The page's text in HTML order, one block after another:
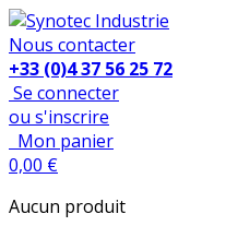
Nous contacter
+33 (0)4 37 56 25 72
Se connecter
ou s'inscrire
Mon panier
0,00 €
Aucun produit